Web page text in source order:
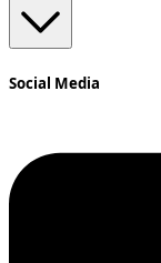
Social Media